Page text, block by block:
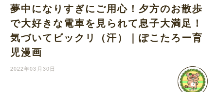
夢中になりすぎにご用心！夕方のお散歩
で大好きな電車を見られて息子大満足！
気づいてビックリ（汗）｜ぽこたろー育
児漫画
2022年03月30日